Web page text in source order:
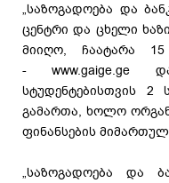
„საზოგადოება და
ცენტრი და ცხელი
მიიღო, ჩაატარა
- www.gaige.ge
სტუდენტებისთვის
გამართა, ხოლო
ფინანსების
„საზოგადოება და